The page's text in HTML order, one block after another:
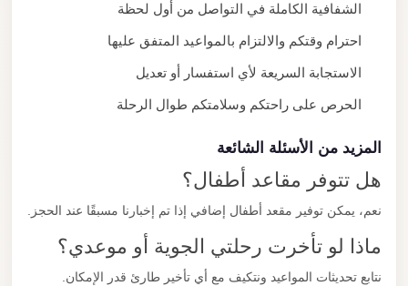
الشفافية الكاملة في التواصل من أول لحظة
احترام وقتكم والالتزام بالمواعيد المتفق عليها
الاستجابة السريعة لأي استفسار أو تعديل
الحرص على راحتكم وسلامتكم طوال الرحلة
المزيد من الأسئلة الشائعة
هل تتوفر مقاعد أطفال؟
نعم، يمكن توفير مقعد أطفال إضافي إذا تم إخبارنا مسبقًا عند الحجز.
ماذا لو تأخرت رحلتي الجوية أو موعدي؟
نتابع تحديثات المواعيد ونتكيف مع أي تأخير طارئ قدر الإمكان.